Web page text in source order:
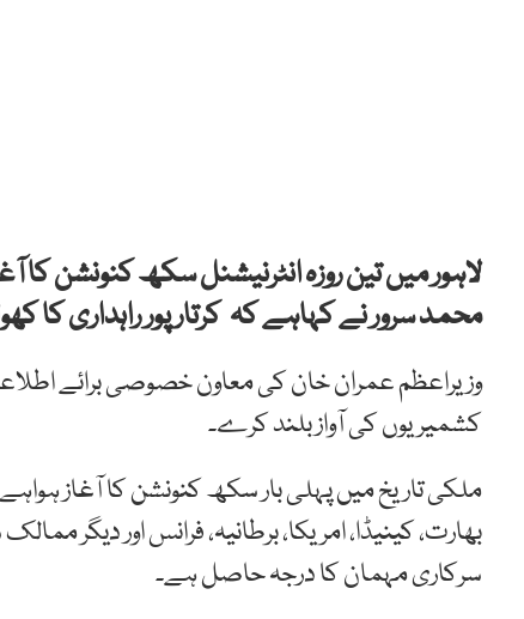
لاہور میں تین روزہ انٹرنیشنل سکھ کنونشن کا
محمد سرور نے کہاہے کہ کرتار پور راہداری
وزیراعظم عمران خان کی معاون خصوصی برائے
کشمیریوں کی آواز بلند کرے۔
ملکی تاریخ میں پہلی بار سکھ کنونشن کا آغاز
بھارت، کینیڈا، امریکا، برطانیہ، فرانس اور
سرکاری مہمان کا درجہ حاصل ہے۔